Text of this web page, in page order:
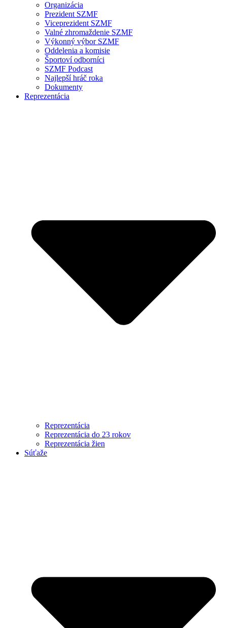
Organizácia
Prezident SZMF
Viceprezident SZMF
Valné zhromaždenie SZMF
Výkonný výbor SZMF
Oddelenia a komisie
Športoví odborníci
SZMF Podcast
Najlepší hráč roka
Dokumenty
Reprezentácia
Reprezentácia
Reprezentácia do 23 rokov
Reprezentácia žien
Súťaže